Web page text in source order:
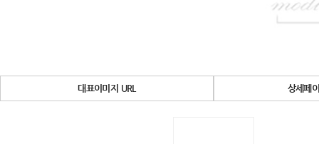
대표이미지 URL 상세페